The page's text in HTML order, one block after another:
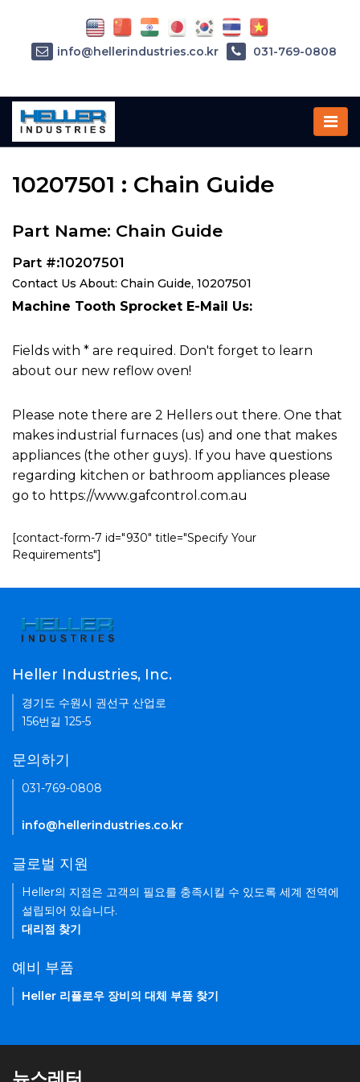
Home»Parts»10207501
10207501 : Chain Guide
Part Name: Chain Guide
Part #:10207501
Contact Us About: Chain Guide, 10207501
Machine Tooth Sprocket E-Mail Us:
Fields with * are required. Don't forget to learn
about our new reflow oven!
Please note there are 2 Hellers out there. One that
makes industrial furnaces (us) and one that makes
appliances (the other guys). If you have questions
regarding kitchen or bathroom appliances please
go to https://www.gafcontrol.com.au
[contact-form-7 id="930" title="Specify Your
Requirements"]
info@hellerindustries.co.kr 031-769-0808
Heller Industries, Inc.
경기도 수원시 권선구 산업로
156번길 125-5
문의하기
031-769-0808
info@hellerindustries.co.kr
글로벌 지원
Heller의 지점은 고객의 필요를 충족시킬 수 있도록 세계 전역에
설립되어 있습니다.
대리점 찾기
예비 부품
Heller 리플로우 장비의 대체 부품 찾기